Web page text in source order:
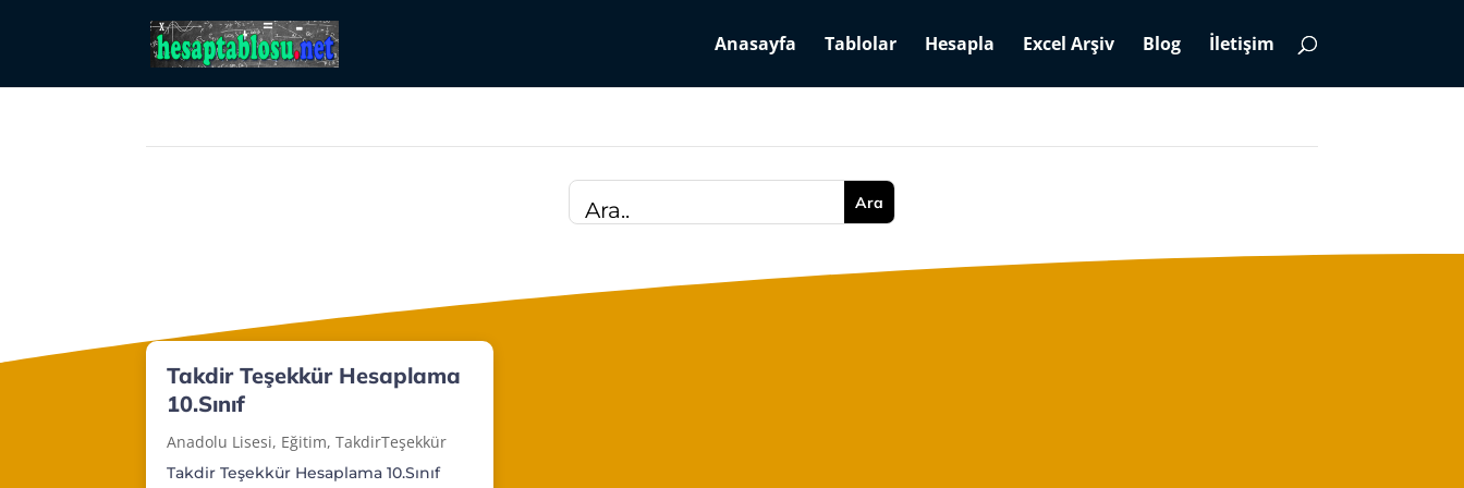
Anasayfa Tablolar Hesapla Excel Arşiv Blog İletişim
Takdir Teşekkür Hesaplama
10.Sınıf
Anadolu Lisesi, Eğitim,TakdirTeşekkür
Takdir Teşekkür Hesaplama 10.Sınıf